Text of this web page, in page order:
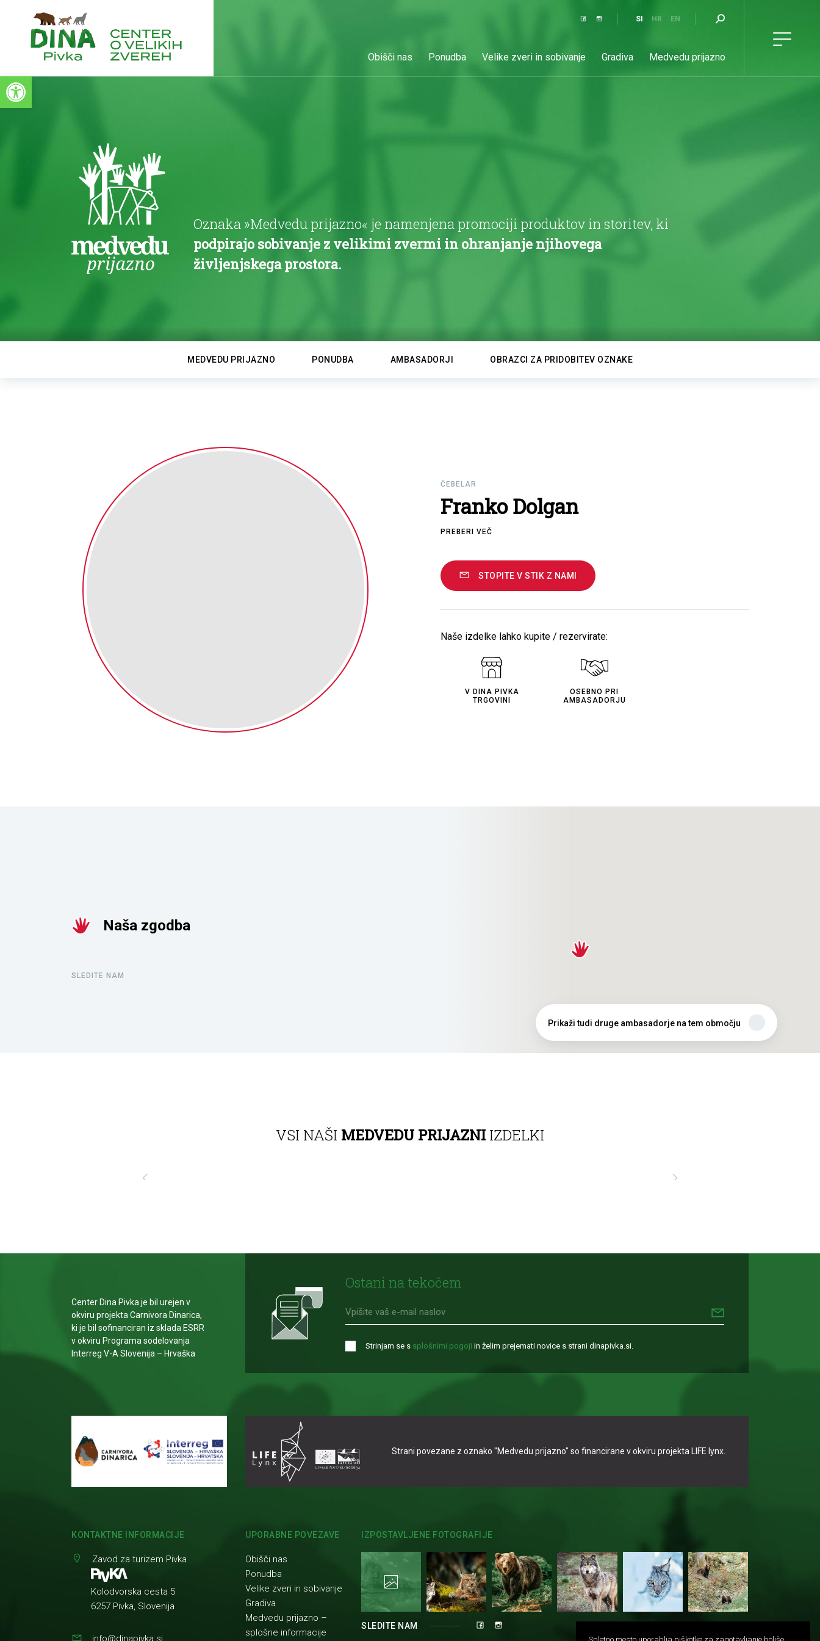
Open toolbar
SI HR EN
Obišči nas Ponudba Velike zveri in sobivanje Gradiva Medvedu prijazno
Oznaka »Medvedu prijazno« je namenjena promociji produktov in storitev, ki
podpirajo sobivanje z velikimi zvermi in ohranjanje njihovega
življenjskega prostora.
MEDVEDU PRIJAZNO PONUDBA AMBASADORJI OBRAZCI ZA PRIDOBITEV OZNAKE
ČEBELAR
Franko Dolgan
PREBERI VEČ
STOPITE V STIK Z NAMI
Naše izdelke lahko kupite / rezervirate:
V DINA PIVKA
TRGOVINI
OSEBNO PRI
AMBASADORJU
Naša zgodba
SLEDITE NAM
Prikaži tudi druge ambasadorje na tem območju
VSI NAŠI MEDVEDU PRIJAZNI IZDELKI
Ostani na tekočem
Strinjam se s splošnimi pogoji in želim prejemati novice s strani dinapivka.si.
Center Dina Pivka je bil urejen v
okviru projekta Carnivora Dinarica,
ki je bil sofinanciran iz sklada ESRR
v okviru Programa sodelovanja
Interreg V-A Slovenija – Hrvaška
Strani povezane z oznako "Medvedu prijazno" so financirane v okviru projekta LIFE lynx.
KONTAKTNE INFORMACIJE
Zavod za turizem Pivka
Kolodvorska cesta 5
6257 Pivka, Slovenija
info@dinapivka.si
UPORABNE POVEZAVE
Obišči nas
Ponudba
Velike zveri in sobivanje
Gradiva
Medvedu prijazno –
splošne informacije
IZPOSTAVLJENE FOTOGRAFIJE
SLEDITE NAM